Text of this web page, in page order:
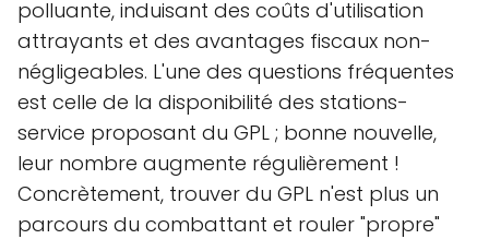
polluante, induisant des coûts d'utilisation
attrayants et des avantages fiscaux non-
négligeables. L'une des questions fréquentes
est celle de la disponibilité des stations-
service proposant du GPL ; bonne nouvelle,
leur nombre augmente régulièrement !
Concrètement, trouver du GPL n'est plus un
parcours du combattant et rouler "propre"